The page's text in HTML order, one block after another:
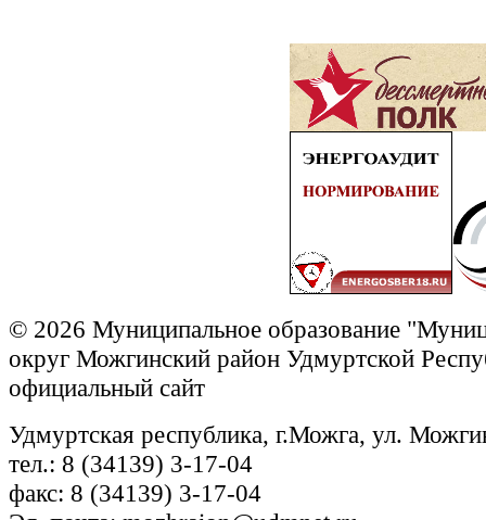
© 2026 Муниципальное образование
округ Можгинский район Удмуртской
официальный сайт
Удмуртская республика, г.Можга, ул.
тел.: 8 (34139) 3-17-04
факс: 8 (34139) 3-17-04